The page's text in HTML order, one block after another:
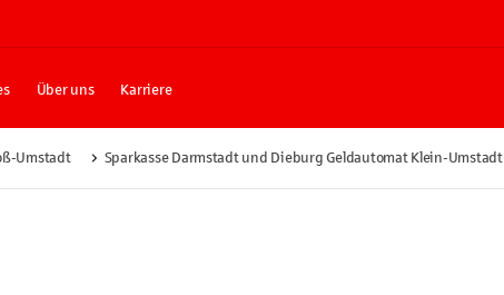
Über uns Karriere
Umstadt Sparkasse Darmstadt und Dieburg Geldautomat Klein-Umstadt